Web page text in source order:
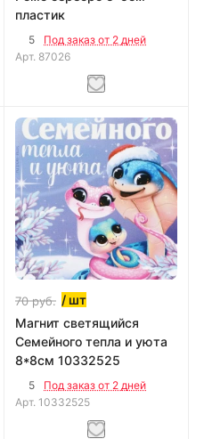
пластик
5
Под заказ от 2 дней
Арт. 87026
70руб. / шт
Магнит светящийся
Семейного тепла и уюта
8*8см 10332525
5
Под заказ от 2 дней
Арт. 10332525